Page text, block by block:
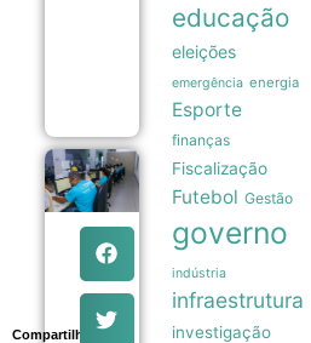
Compartilhe
recuar
sobre
venda
de terras
06/08
Sexta-feira
em Manaus
tem 639
vagas de
emprego
abertas
pelo Sine
com
orientações
educação
eleições
emergência energia
Esporte
finanças
Fiscalização
Futebol Gestão
governo
indústria
infraestrutura
investigação